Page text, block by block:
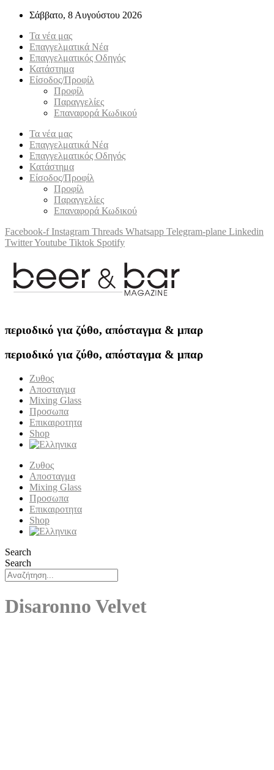
Σάββατο, 8 Αυγούστου 2026
Τα νέα μας
Επαγγελματικά Νέα
Επαγγελματικός Οδηγός
Κατάστημα
Είσοδος/Προφίλ
Προφίλ
Παραγγελίες
Επαναφορά Κωδικού
Τα νέα μας
Επαγγελματικά Νέα
Επαγγελματικός Οδηγός
Κατάστημα
Είσοδος/Προφίλ
Προφίλ
Παραγγελίες
Επαναφορά Κωδικού
Facebook-f Instagram Threads Whatsapp Telegram-plane Linkedin
TwitterYoutube Tiktok Spotify
περιοδικό για ζύθο, απόσταγμα & μπαρ
περιοδικό για ζύθο, απόσταγμα & μπαρ
Ζυθος
Αποσταγμα
Mixing Glass
Προσωπα
Επικαιροτητα
Shop
Ζυθος
Αποσταγμα
Mixing Glass
Προσωπα
Επικαιροτητα
Shop
Search
Search
Disaronno Velvet